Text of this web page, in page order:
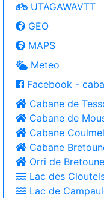
UTAGAWAVTT
GEO
MAPS
Meteo
Facebook -
Cabane de
Cabane de
Cabane
Cabane
Orri de
Lac des
Lac de